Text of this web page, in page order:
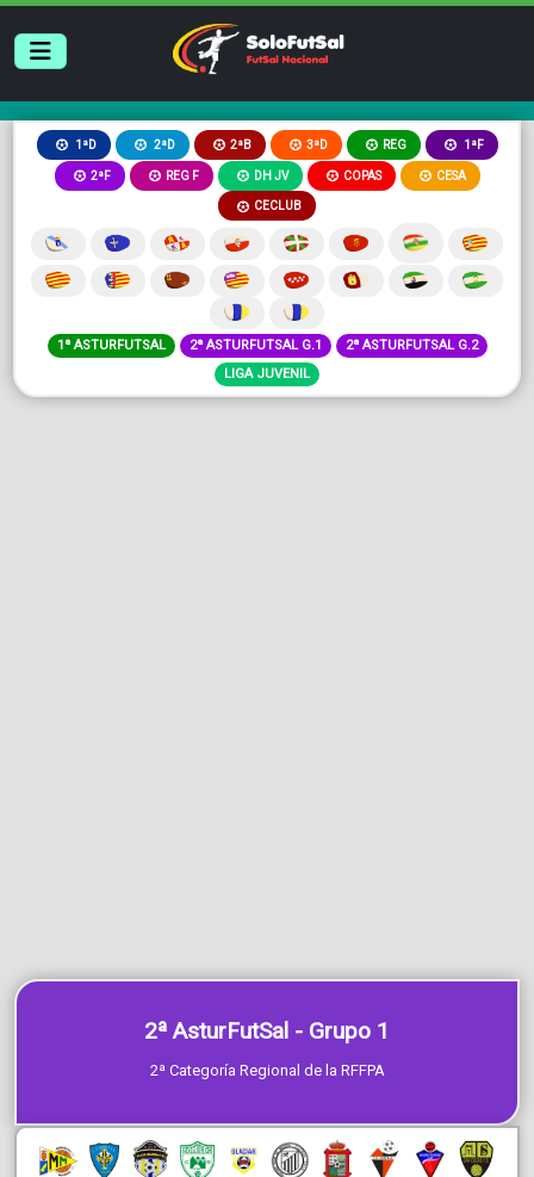
1ªD 2ªD 2ªB 3ªD REG 1ªF
2ªF REG F DH JV COPAS CESA
CECLUB
1ª ASTURFUTSAL 2ª ASTURFUTSAL G.1
2ª ASTURFUTSAL G.2
LIGA JUVENIL
2ª AsturFutSal - Grupo 1
2ª Categoría Regional de la RFFPA